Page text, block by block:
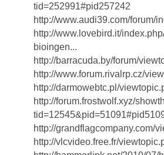
tid=252991#pid257242
http://www.audi39.com/forum/
http://www.lovebird.it/
bioingen...
http://barracuda.by/forum/
http://www.forum.rivalrp.cz/
http://darmowebtc.pl/
http://forum.frostwolf.xyz/
http://grandflagcompany.com/
http://vlcvideo.free.fr/